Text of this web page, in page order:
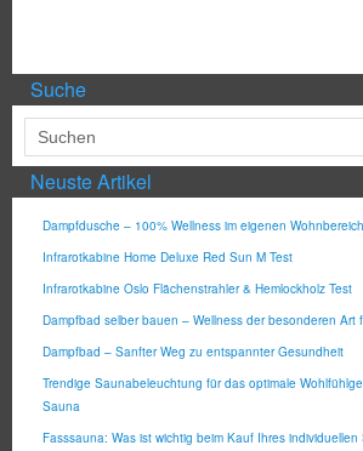
Suche
Neuste Artikel
Dampfdusche – 100% Wellness im eigenen Wohnbereich
Infrarotkabine Home Deluxe Red Sun M Test
Infrarotkabine Oslo Flächenstrahler & Hemlockholz Test
Dampfbad selber bauen – Wellness der besonderen Art
Dampfbad – Sanfter Weg zu entspannter Gesundheit
Trendige Saunabeleuchtung für das optimale
Sauna
Fasssauna: Was ist wichtig beim Kauf Ihres